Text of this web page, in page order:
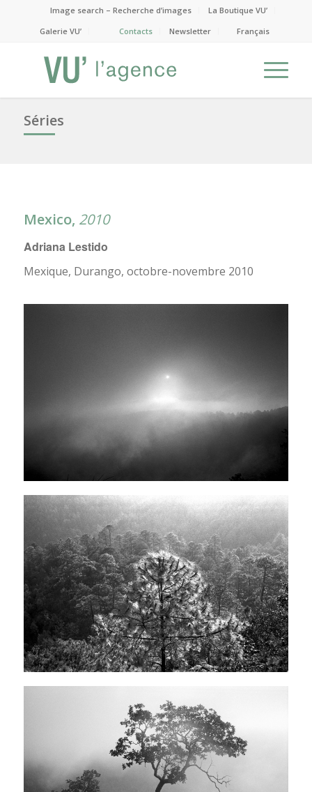
Image search – Recherche d’images
La Boutique VU’
Galerie VU’
Contacts Newsletter Français
Séries
Mexico, 2010
Adriana Lestido
Mexique, Durango, octobre-novembre 2010